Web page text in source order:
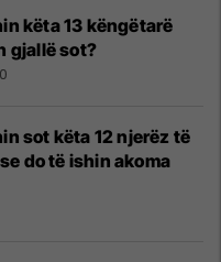
këta 13 këngëtarë
gjallë sot?
sot këta 12 njerëz të
do të ishin akoma